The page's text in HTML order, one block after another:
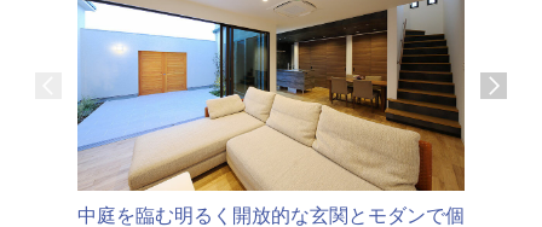
中庭を臨む明るく開放的な玄関とモダンで個